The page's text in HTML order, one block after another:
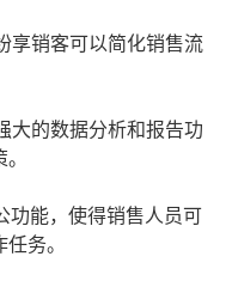
享销客可以简化销售流
大的数据分析和报告功
功能，使得销售人员可
务。